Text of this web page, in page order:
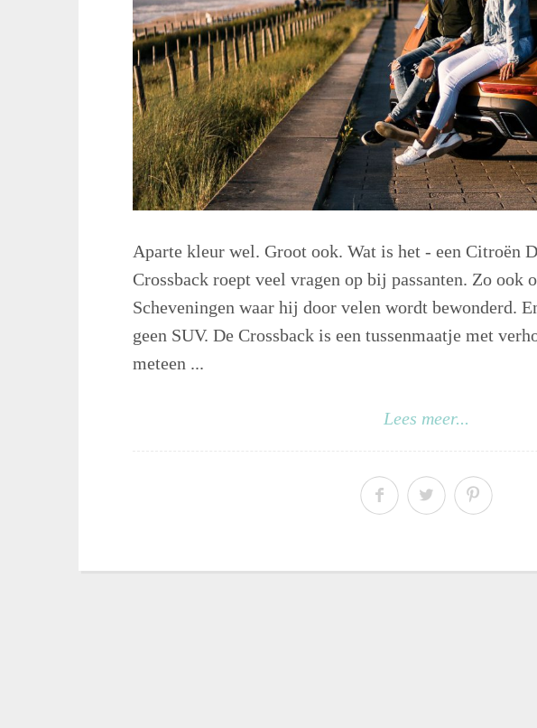
Aparte kleur wel. Groot ook. Wat is het - een Citroën
Crossback roept veel vragen op bij passanten. Zo ook
Scheveningen waar hij door velen wordt bewonderd.
geen SUV. De Crossback is een tussenmaatje met
meteen ...
Lees meer...